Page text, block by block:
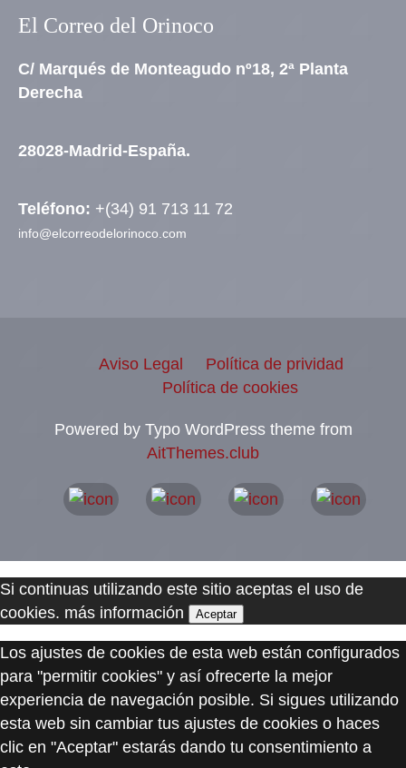
El Correo del Orinoco
C/ Marqués de Monteagudo nº18, 2ª Planta
Derecha
28028-Madrid-España.
Teléfono: +(34) 91 713 11 72
info@elcorreodelorinoco.com
Aviso Legal
Política de prividad
Política de cookies
Powered by Typo WordPress theme from
AitThemes.club
Si continuas utilizando este sitio aceptas el uso de
cookies. más información Aceptar
Los ajustes de cookies de esta web están configurados
para "permitir cookies" y así ofrecerte la mejor
experiencia de navegación posible. Si sigues utilizando
esta web sin cambiar tus ajustes de cookies o haces
clic en "Aceptar" estarás dando tu consentimiento a